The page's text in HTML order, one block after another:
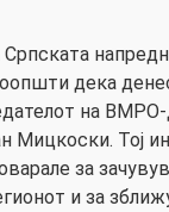
дека
на
Мицкоски. Тој
за
и за